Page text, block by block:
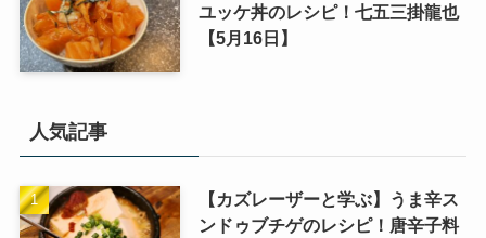
ユッケ丼のレシピ！七五三掛龍也
【5月16日】
人気記事
【カズレーザーと学ぶ】うま辛ス
ンドゥブチゲのレシピ！唐辛子料